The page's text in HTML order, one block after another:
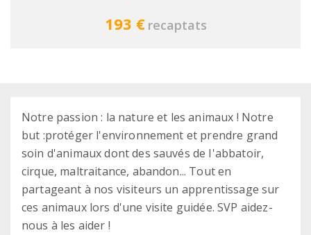
193 € recaptats
Notre passion : la nature et les animaux ! Notre
but :protéger l'environnement et prendre grand
soin d'animaux dont des sauvés de I'abbatoir,
cirque, maltraitance, abandon... Tout en
partageant à nos visiteurs un apprentissage sur
ces animaux lors d'une visite guidée. SVP aidez-
nous à les aider !